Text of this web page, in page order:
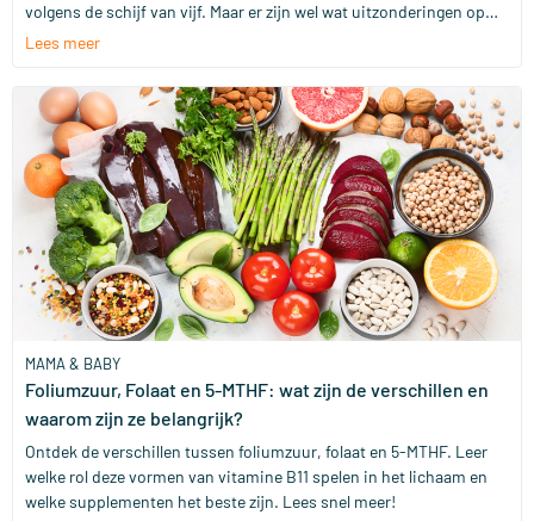
volgens de schijf van vijf. Maar er zijn wel wat uitzonderingen op
die regel. Wij hebben het op een rijtje gezet.
Lees meer
MAMA & BABY
Foliumzuur, Folaat en 5-MTHF: wat zijn de verschillen en
waarom zijn ze belangrijk?
Ontdek de verschillen tussen foliumzuur, folaat en 5-MTHF. Leer
welke rol deze vormen van vitamine B11 spelen in het lichaam en
welke supplementen het beste zijn. Lees snel meer!